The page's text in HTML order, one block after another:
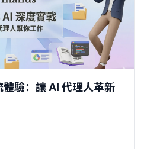
驗：讓 AI 代理人革新